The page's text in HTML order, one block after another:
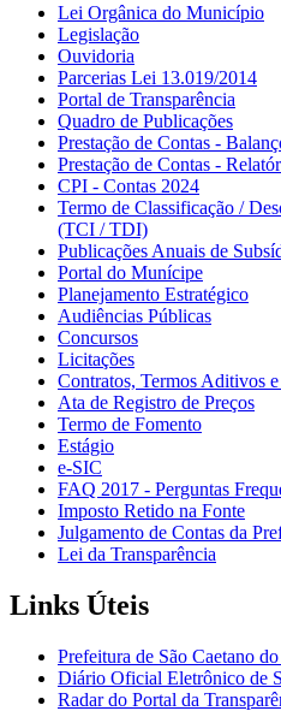
Lei Orgânica do Município
Legislação
Ouvidoria
Parcerias Lei 13.019/2014
Portal de Transparência
Quadro de Publicações
Prestação de Contas -
Prestação de Contas -
CPI - Contas 2024
Termo de Classificação /
(TCI / TDI)
Publicações Anuais de
Portal do Munícipe
Planejamento Estratégico
Audiências Públicas
Concursos
Licitações
Contratos, Termos Aditivos
Ata de Registro de Preços
Termo de Fomento
Estágio
e-SIC
FAQ 2017 - Perguntas
Imposto Retido na Fonte
Julgamento de Contas da
Lei da Transparência
Links Úteis
Prefeitura de São Caetano
Diário Oficial Eletrônico de
Radar do Portal da